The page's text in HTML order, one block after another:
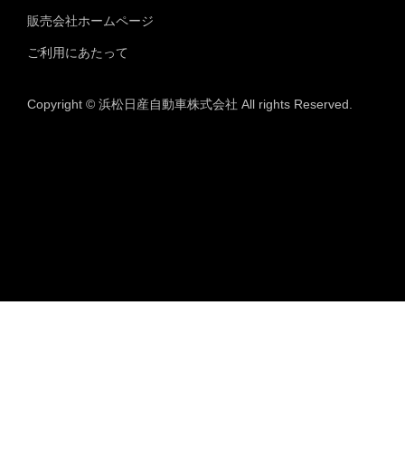
販売会社ホームページ
ご利用にあたって
Copyright © 浜松日産自動車株式会社 All rights Reserved.